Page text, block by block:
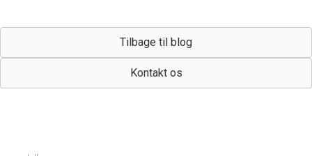
Tilbage til blog
Kontakt os